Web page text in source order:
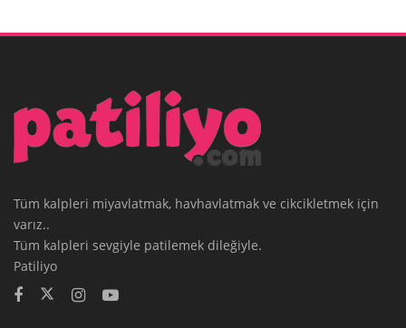
Tüm kalpleri miyavlatmak, havhavlatmak ve cikcikletmek için
varız..
Tüm kalpleri sevgiyle patilemek dileğiyle.
Patiliyo